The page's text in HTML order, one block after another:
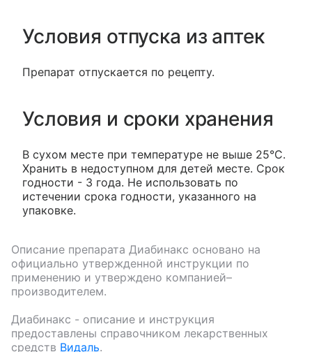
Условия отпуска из аптек
Препарат отпускается по рецепту.
Условия и сроки хранения
В сухом месте при температуре не выше 25°С.
Хранить в недоступном для детей месте. Срок
годности - 3 года. Не использовать по
истечении срока годности, указанного на
упаковке.
Описание препарата Диабинакс основано на
официально утвержденной инструкции по
применению и утверждено компанией–
производителем.
Диабинакс - описание и инструкция
предоставлены справочником лекарственных
средств Видаль.